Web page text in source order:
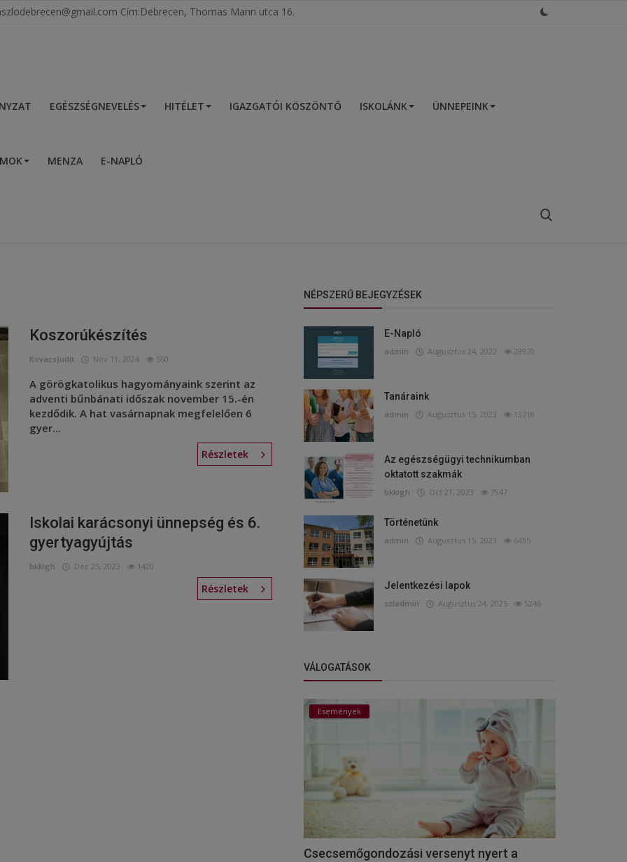
Cím:Debrecen, Thomas Mann utca 16.
EGÉSZSÉGNEVELÉS HITÉLET IGAZGATÓI KÖSZÖNTŐ ISKOLÁNK ÜNNEPEINK
MENZA E-NAPLÓ
Koszorúkészítés
KovacsJudit Nov 11, 2024 560
A görögkatolikus hagyományaink szerint az
adventi bűnbánati időszak november 15.-én
kezdődik. A hat vasárnapnak megfelelően 6
gyer...
Részletek
Iskolai karácsonyi ünnepség és 6.
gyertyagyújtás
bkkigh Dec 25, 2023 1420
Részletek
NÉPSZERŰ BEJEGYZÉSEK
E-Napló
admin Augusztus 24, 2022 28970
Tanáraink
admin Augusztus 15, 2023 13718
Az egészségügyi technikumban
oktatott szakmák
bkkigh Oct 21, 2023 7947
Történetünk
admin Augusztus 15, 2023 6455
Jelentkezési lapok
szladmin Augusztus 24, 2025 5246
VÁLOGATÁSOK
Események
Csecsemőgondozási versenyt nyert a